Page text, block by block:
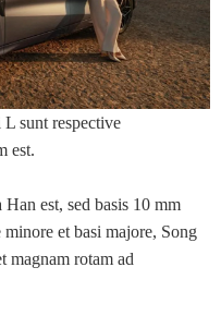
sunt respective
est.
est, sed basis 10 mm
et basi majore, Song
magnam rotam ad